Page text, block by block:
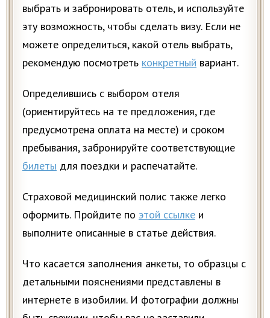
выбрать и забронировать отель, и используйте
эту возможность, чтобы сделать визу. Если не
можете определиться, какой отель выбрать,
рекомендую посмотреть конкретный вариант.
Определившись с выбором отеля
(ориентируйтесь на те предложения, где
предусмотрена оплата на месте) и сроком
пребывания, забронируйте соответствующие
билеты для поездки и распечатайте.
Страховой медицинский полис также легко
оформить. Пройдите по этой ссылке и
выполните описанные в статье действия.
Что касается заполнения анкеты, то образцы с
детальными пояснениями представлены в
интернете в изобилии. И фотографии должны